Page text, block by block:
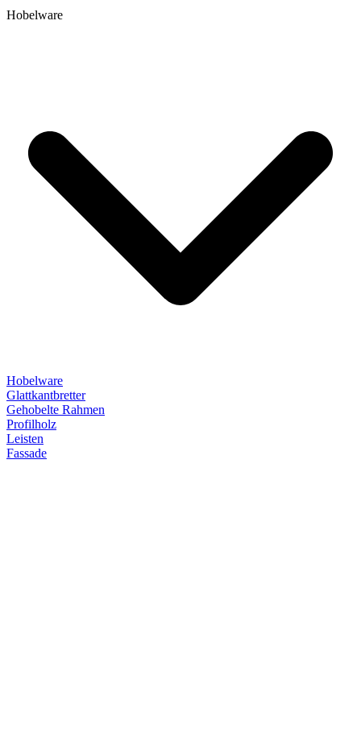
Hobelware
Hobelware
Glattkantbretter
Gehobelte Rahmen
Profilholz
Leisten
Fassade